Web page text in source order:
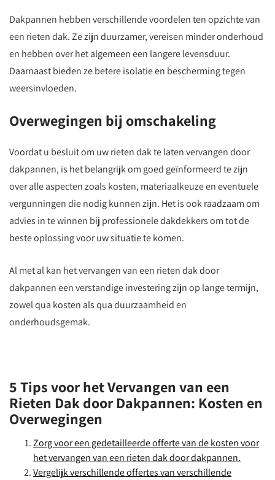
Dakpannen hebben verschillende voordelen ten opzichte van
een rieten dak. Ze zijn duurzamer, vereisen minder onderhoud
en hebben over het algemeen een langere levensduur.
Daarnaast bieden ze betere isolatie en bescherming tegen
weersinvloeden.
Overwegingen bij omschakeling
Voordat u besluit om uw rieten dak te laten vervangen door
dakpannen, is het belangrijk om goed geïnformeerd te zijn
over alle aspecten zoals kosten, materiaalkeuze en eventuele
vergunningen die nodig kunnen zijn. Het is ook raadzaam om
advies in te winnen bij professionele dakdekkers om tot de
beste oplossing voor uw situatie te komen.
Al met al kan het vervangen van een rieten dak door
dakpannen een verstandige investering zijn op lange termijn,
zowel qua kosten als qua duurzaamheid en
onderhoudsgemak.
5 Tips voor het Vervangen van een
Rieten Dak door Dakpannen: Kosten en
Overwegingen
Zorg voor een gedetailleerde offerte van de kosten voor
het vervangen van een rieten dak door dakpannen.
Vergelijk verschillende offertes van verschillende